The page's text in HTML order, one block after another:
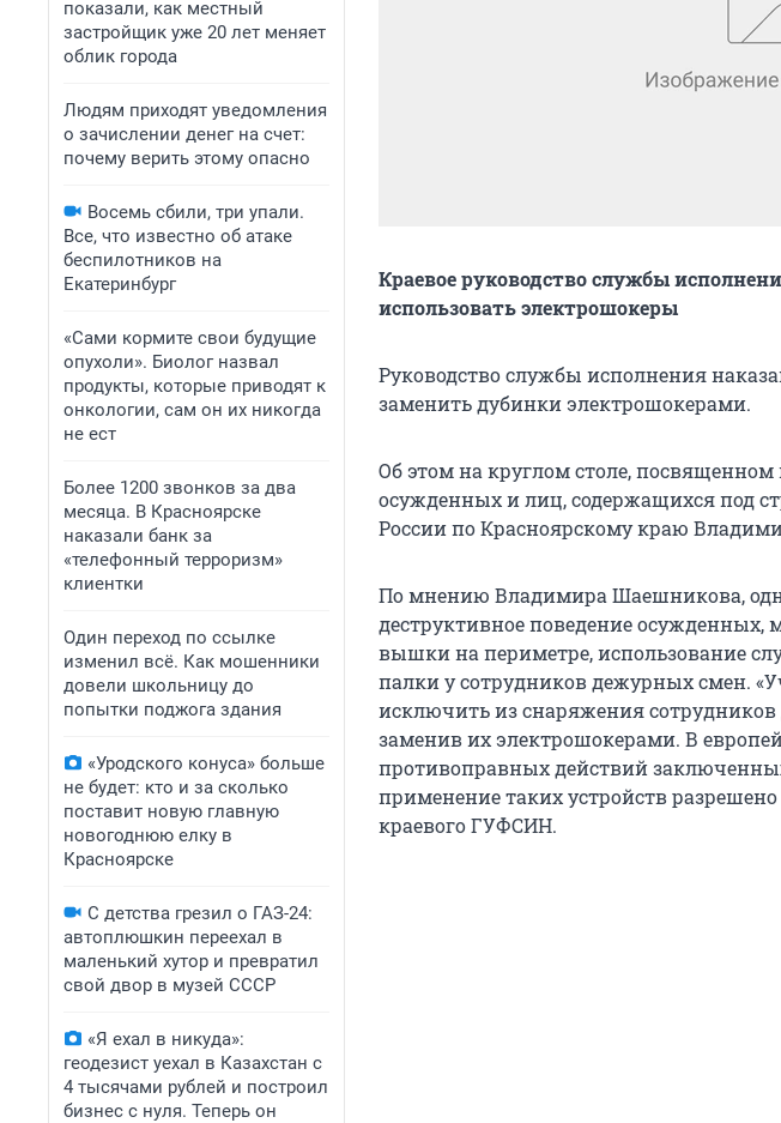
показали, как местный
застройщик уже 20 лет меняет
облик города
Людям приходят уведомления
о зачислении денег на счет:
почему верить этому опасно
Восемь сбили, три упали.
Все, что известно об атаке
беспилотников на
Екатеринбург
«Сами кормите свои будущие
опухоли». Биолог назвал
продукты, которые приводят к
онкологии, сам он их никогда
не ест
Более 1200 звонков за два
месяца. В Красноярске
наказали банк за
«телефонный терроризм»
клиентки
Один переход по ссылке
изменил всё. Как мошенники
довели школьницу до
попытки поджога здания
«Уродского конуса» больше
не будет: кто и за сколько
поставит новую главную
новогоднюю елку в
Красноярске
С детства грезил о ГАЗ-24:
автоплюшкин переехал в
маленький хутор и превратил
свой двор в музей СССР
«Я ехал в никуда»:
геодезист уехал в Казахстан с
4 тысячами рублей и построил
бизнес с нуля. Теперь он
Краевое руководство службы
использовать электрошокеры
Руководство службы исполнения
заменить дубинки электрошокерами.
Об этом на круглом столе,
осужденных и лиц, содержащихся под
России по Красноярскому краю
По мнению Владимира Шаешникова,
деструктивное поведение осужденных,
вышки на периметре, использование
палки у сотрудников дежурных смен.
исключить из снаряжения
заменив их электрошокерами. В
противоправных действий
применение таких устройств
краевого ГУФСИН.